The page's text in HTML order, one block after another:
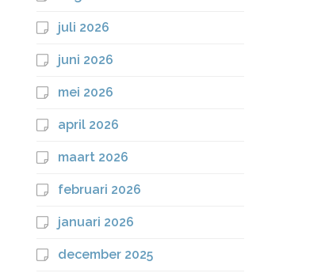
juli 2026
juni 2026
mei 2026
april 2026
maart 2026
februari 2026
januari 2026
december 2025